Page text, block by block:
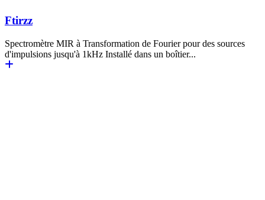
Ftirzz
Spectromètre MIR à Transformation de Fourier pour des sources
d'impulsions jusqu'à 1kHz Installé dans un boîtier...